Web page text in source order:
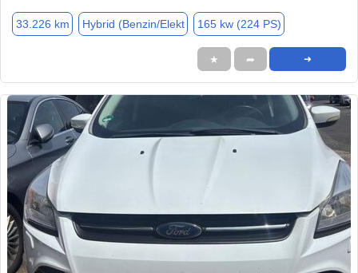
33.226 km Hybrid (Benzin/Elekt 165 kw (224 PS)
★ ➦ ➜